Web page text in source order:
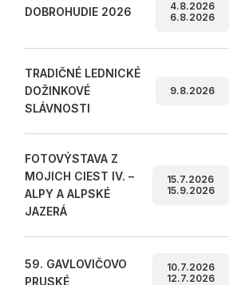
DOBROHUDIE 2026
4.8.2026
6.8.2026
TRADIČNÉ LEDNICKÉ
DOŽINKOVÉ
SLÁVNOSTI
9.8.2026
FOTOVÝSTAVA Z
MOJICH CIEST IV. –
ALPY A ALPSKÉ
JAZERÁ
15.7.2026
15.9.2026
59. GAVLOVIČOVO
PRUSKÉ
10.7.2026
12.7.2026